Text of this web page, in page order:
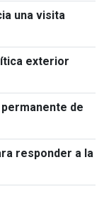
una visita
exterior
de
responder a la